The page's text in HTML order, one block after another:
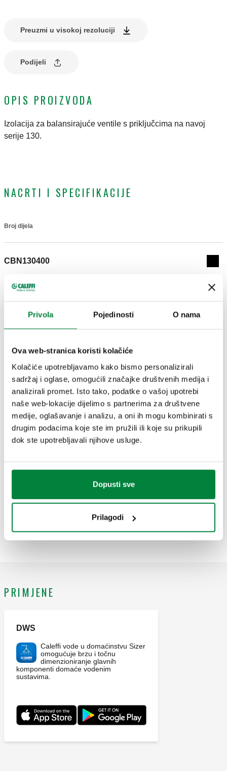
Privola Pojedinosti O nama
Ova web-stranica koristi kolačiće
Kolačiće upotrebljavamo kako bismo personalizirali
sadržaj i oglase, omogućili značajke društvenih medija i
analizirali promet. Isto tako, podatke o vašoj upotrebi
naše web-lokacije dijelimo s partnerima za društvene
medije, oglašavanje i analizu, a oni ih mogu kombinirati s
drugim podacima koje ste im pružili ili koje su prikupili
dok ste upotrebljavali njihove usluge.
Dopusti sve
Prilagodi
Preuzmi u visokoj rezoluciji
Podijeli
OPIS PROIZVODA
Izolacija za balansirajuće ventile s priključcima na navoj
serije 130.
NACRTI I SPECIFIKACIJE
Broj dijela
CBN130400
3D modeli
Tekst tendera
serije 130.
CBN130500
CBN130600
PRIMJENE
DWS
Caleffi vode u domaćinstvu Sizer
omogućuje brzu i točnu
dimenzioniranje glavnih
komponenti domaće vodenim
sustavima.